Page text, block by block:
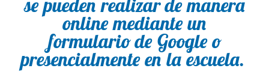
se pueden realizar de manera
online mediante un
formulario de Google o
presencialmente en la escuela.